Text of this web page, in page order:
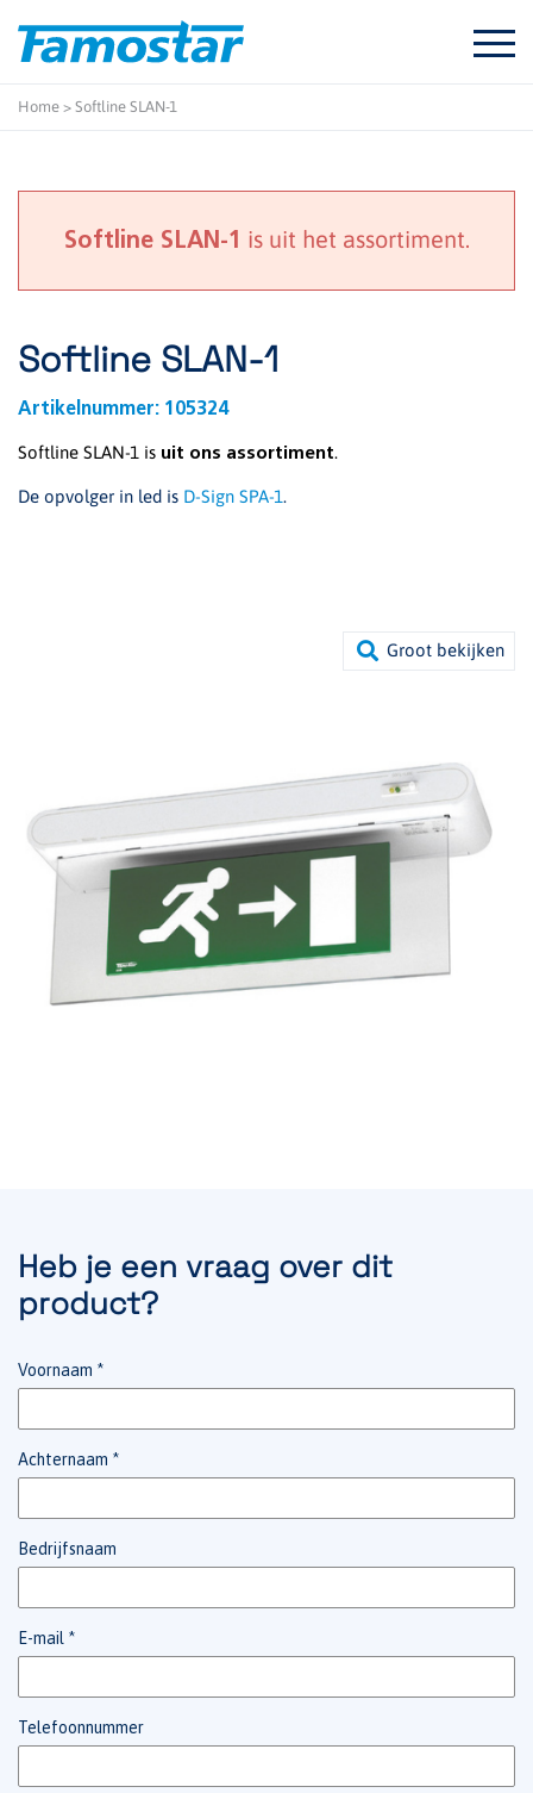
content
Home > Softline SLAN-1
Softline SLAN-1 is uit het assortiment.
Softline SLAN-1
Artikelnummer: 105324
Softline SLAN-1 is uit ons assortiment.
De opvolger in led is D-Sign SPA-1.
Heb je een vraag over dit
product?